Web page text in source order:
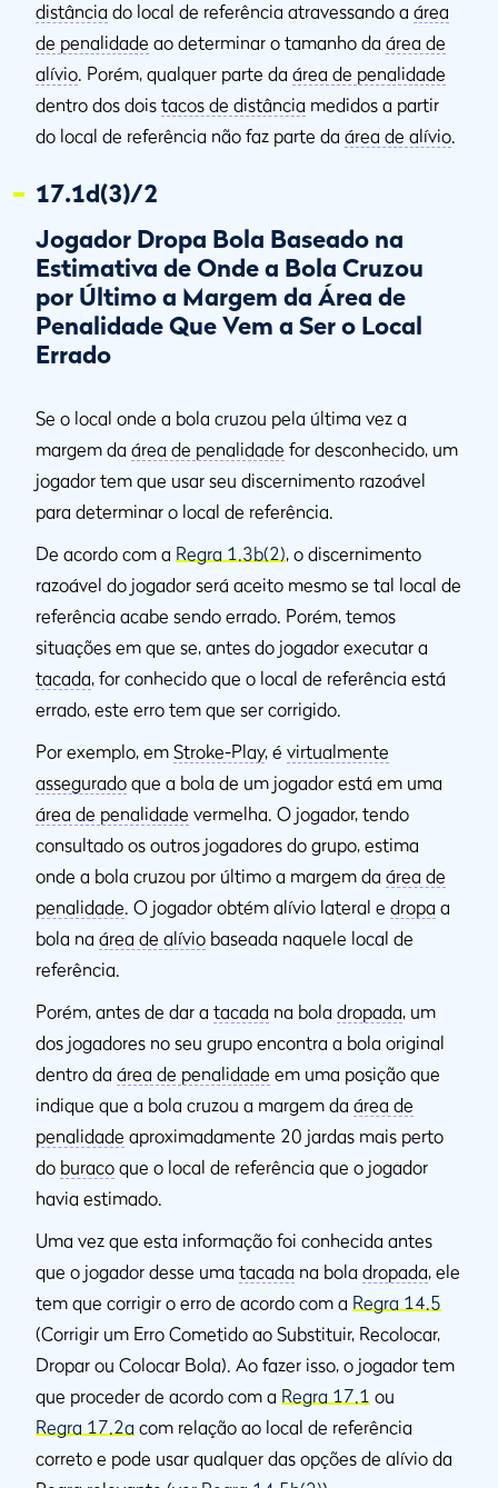
distância do local de referência atravessando a área
de penalidade ao determinar o tamanho da área de
alívio. Porém, qualquer parte da área de penalidade
dentro dos dois tacos de distância medidos a partir
do local de referência não faz parte da área de alívio.
17.1d(3)/2
Jogador Dropa Bola Baseado na
Estimativa de Onde a Bola Cruzou
por Último a Margem da Área de
Penalidade Que Vem a Ser o Local
Errado
Se o local onde a bola cruzou pela última vez a
margem da área de penalidade for desconhecido, um
jogador tem que usar seu discernimento razoável
para determinar o local de referência.
De acordo com a Regra 1.3b(2), o discernimento
razoável do jogador será aceito mesmo se tal local de
referência acabe sendo errado. Porém, temos
situações em que se, antes do jogador executar a
tacada, for conhecido que o local de referência está
errado, este erro tem que ser corrigido.
Por exemplo, em Stroke-Play, é virtualmente
assegurado que a bola de um jogador está em uma
área de penalidade vermelha. O jogador, tendo
consultado os outros jogadores do grupo, estima
onde a bola cruzou por último a margem da área de
penalidade. O jogador obtém alívio lateral e dropa a
bola na área de alívio baseada naquele local de
referência.
Porém, antes de dar a tacada na bola dropada, um
dos jogadores no seu grupo encontra a bola original
dentro da área de penalidade em uma posição que
indique que a bola cruzou a margem da área de
penalidade aproximadamente 20 jardas mais perto
do buraco que o local de referência que o jogador
havia estimado.
Uma vez que esta informação foi conhecida antes
que o jogador desse uma tacada na bola dropada, ele
tem que corrigir o erro de acordo com a Regra 14.5
(Corrigir um Erro Cometido ao Substituir, Recolocar,
Dropar ou Colocar Bola). Ao fazer isso, o jogador tem
que proceder de acordo com a Regra 17.1 ou
Regra 17.2a com relação ao local de referência
correto e pode usar qualquer das opções de alívio da